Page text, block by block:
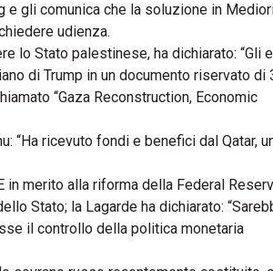
e gli comunica che la soluzione in
udienza.
lo Stato palestinese, ha dichiarato: “Gli
di Trump in un documento riservato di
“Gaza Reconstruction, Economic
“Ha ricevuto fondi e benefici dal Qatar,
merito alla riforma della Federal
Stato; la Lagarde ha dichiarato:
il controllo della politica monetaria